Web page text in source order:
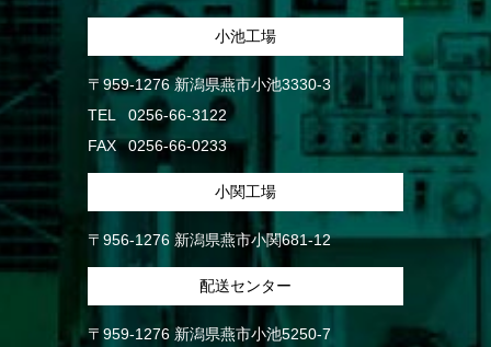
小池工場
〒959-1276 新潟県燕市小池3330-3
TEL
0256-66-3122
FAX
0256-66-0233
小関工場
〒956-1276 新潟県燕市小関681-12
配送センター
〒959-1276 新潟県燕市小池5250-7